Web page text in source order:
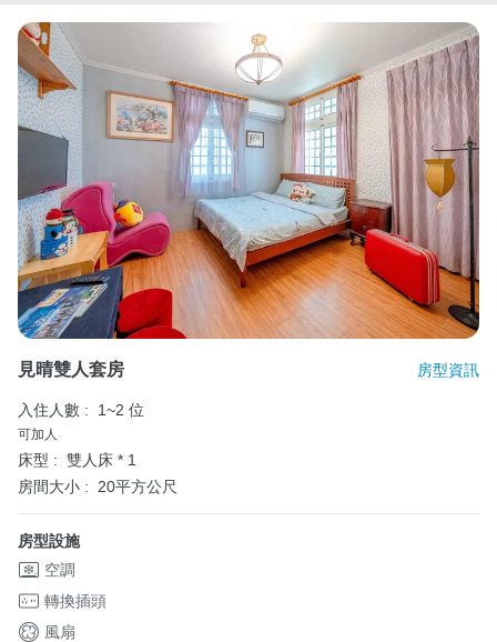
見晴雙人套房 房型資訊
入住人數 : 1~2 位
可加人
床型 : 雙人床 * 1
房間大小 :
20平方公尺
房型設施
空調
轉換插頭
風扇